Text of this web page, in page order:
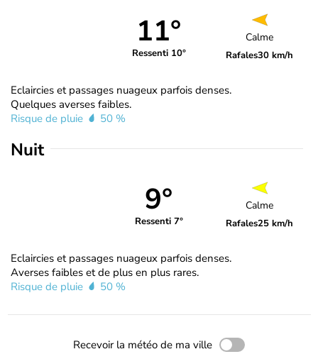
11°
Ressenti 10°
Calme
Rafales30 km/h
Eclaircies et passages nuageux parfois denses.
Quelques averses faibles.
Risque de pluie
50 %
Nuit
9°
Ressenti 7°
Calme
Rafales25 km/h
Eclaircies et passages nuageux parfois denses.
Averses faibles et de plus en plus rares.
Risque de pluie
50 %
Recevoir la météo de ma ville